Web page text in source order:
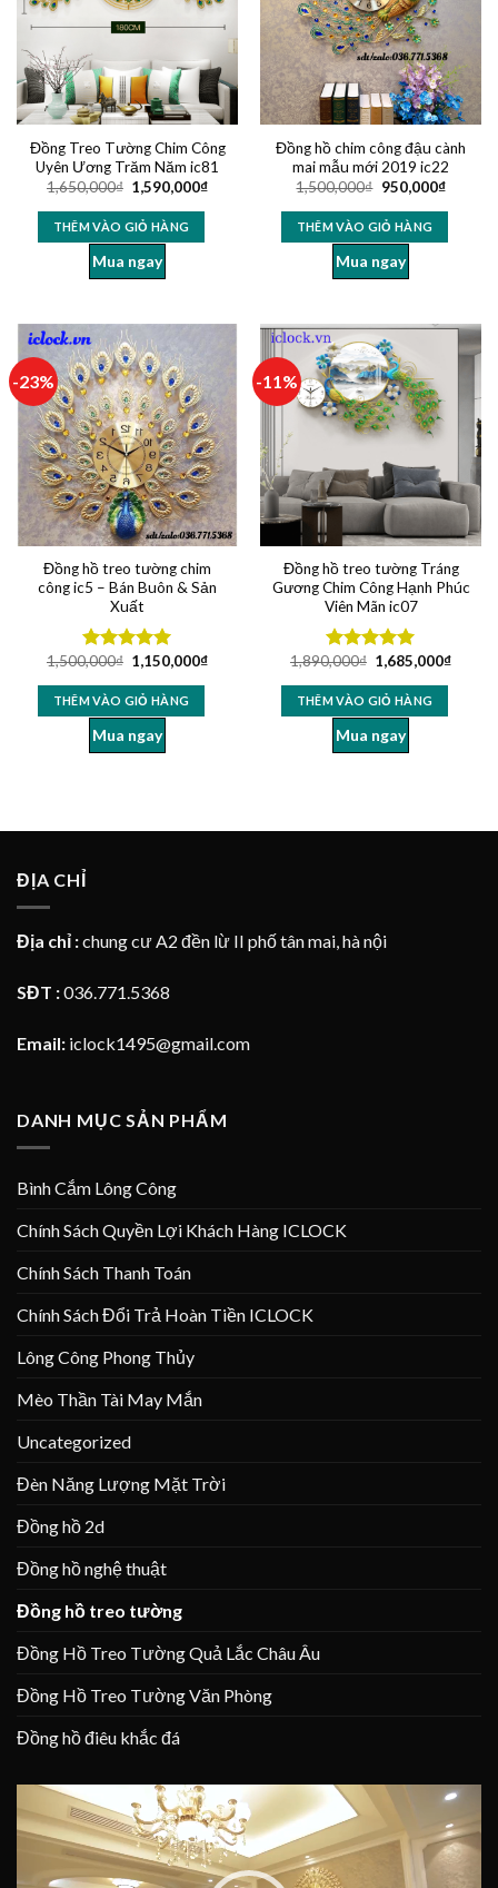
Đồng Treo Tường Chim Công
Uyên Ương Trăm Năm ic81
1,650,000₫ 1,590,000₫
THÊM VÀO GIỎ HÀNG
Mua ngay
Đồng hồ chim công đậu cành
mai mẫu mới 2019 ic22
1,500,000₫ 950,000₫
THÊM VÀO GIỎ HÀNG
Mua ngay
-23%
Đồng hồ treo tường chim
công ic5 – Bán Buôn & Sản
Xuất
Được xếp
5 sao
1,500,000₫ 1,150,000₫
THÊM VÀO GIỎ HÀNG
Mua ngay
-11%
Đồng hồ treo tường Tráng
Gương Chim Công Hạnh Phúc
Viên Mãn ic07
Được xếp
5 sao
1,890,000₫ 1,685,000₫
THÊM VÀO GIỎ HÀNG
Mua ngay
ĐỊA CHỈ
Địa chỉ :chung cư A2 đền lừ II phố tân mai, hà nội
SĐT :036.771.5368
Email: iclock1495@gmail.com
DANH MỤC SẢN PHẨM
Bình Cắm Lông Công
Chính Sách Quyền Lợi Khách Hàng ICLOCK
Chính Sách Thanh Toán
Chính Sách Đổi Trả Hoàn Tiền ICLOCK
Lông Công Phong Thủy
Mèo Thần Tài May Mắn
Uncategorized
Đèn Năng Lượng Mặt Trời
Đồng hồ 2d
Đồng hồ nghệ thuật
Đồng hồ treo tường
Đồng Hồ Treo Tường Quả Lắc Châu Âu
Đồng Hồ Treo Tường Văn Phòng
Đồng hồ điêu khắc đá
Trình
chơi